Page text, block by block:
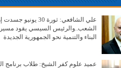
علي الشافعي: ثورة 30 يونيو
الشعب..والرئيس السيسي يقود
البناء والتنمية نحو الجمهورية الجديدة
عميد علوم كفر الشيخ: طلاب برنامج